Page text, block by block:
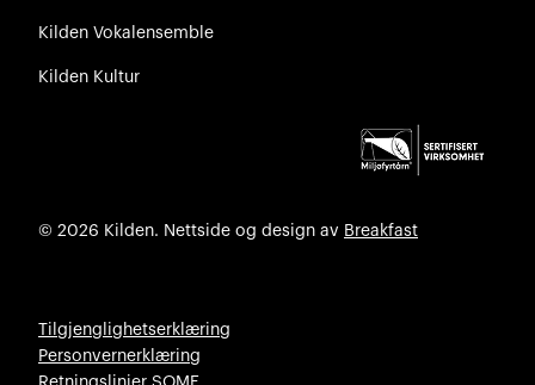
Kilden Vokalensemble
Kilden Kultur
© 2026 Kilden. Nettside og design av Breakfast
Tilgjenglighetserklæring
Personvernerklæring